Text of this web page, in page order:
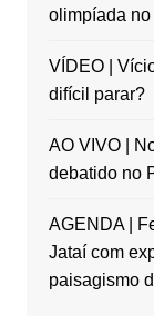
olimpíada
VÍDEO |
difícil parar?
AO VIVO |
debatido no
AGENDA |
Jataí com
paisagismo